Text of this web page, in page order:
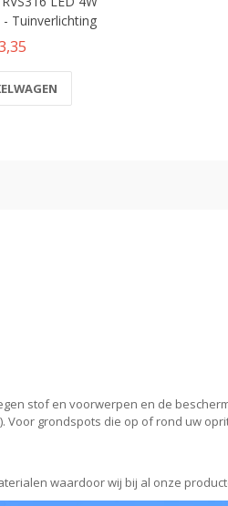
- Tuinverlichting
stof en voorwerpen en de
Voor grondspots die op of rond uw
waardoor wij bij al onze